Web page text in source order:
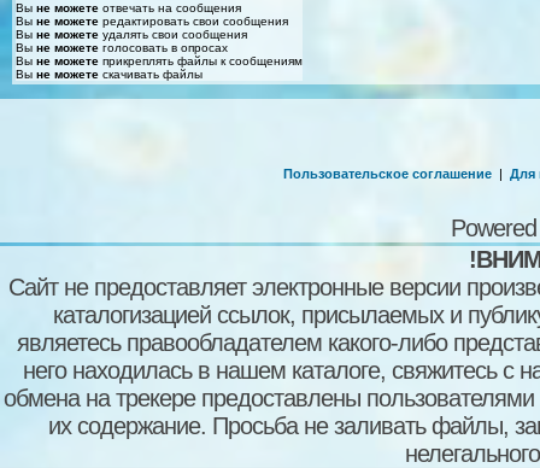
Вы не можете отвечать на сообщения
Вы не можете редактировать свои сообщения
Вы не можете удалять свои сообщения
Вы не можете голосовать в опросах
Вы не можете прикреплять файлы к сообщениям
Вы не можете скачивать файлы
Пользовательское соглашение | Для
Сайт не предоставляет электронные версии
каталогизацией ссылок, присылаемых и
являетесь правообладателем какого-либо
него находилась в нашем каталоге, свяжитесь
обмена на трекере предоставлены пользователями
их содержание. Просьба не заливать файлы,